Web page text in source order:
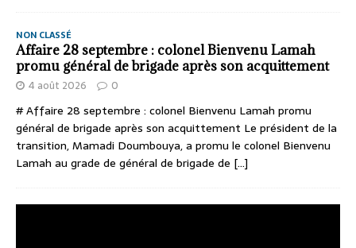
NON CLASSÉ
Affaire 28 septembre : colonel Bienvenu Lamah
promu général de brigade après son acquittement
4 août 2026 0
# Affaire 28 septembre : colonel Bienvenu Lamah promu
général de brigade après son acquittement Le président de la
transition, Mamadi Doumbouya, a promu le colonel Bienvenu
Lamah au grade de général de brigade de [...]